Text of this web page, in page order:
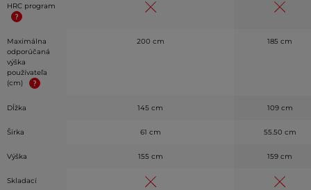
HRC program
Maximálna
odporúčaná
výška
používateľa
(cm)
200 cm 185 cm
Dĺžka 145 cm 109 cm
Šírka 61 cm 55.50 cm
Výška 155 cm 159 cm
Skladací